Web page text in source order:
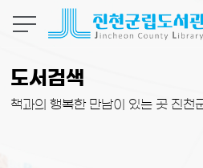
도서검색
책과의 행복한 만남이 있는 곳 진천